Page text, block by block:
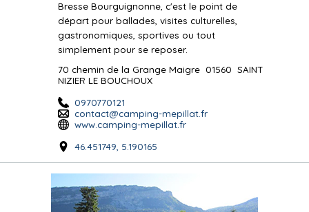
Bresse Bourguignonne, c'est le point de
départ pour ballades, visites culturelles,
gastronomiques, sportives ou tout
simplement pour se reposer.
70 chemin de la Grange Maigre 01560 SAINT
NIZIER LE BOUCHOUX
0970770121
contact@camping-mepillat.fr
www.camping-mepillat.fr
46.451749, 5.190165